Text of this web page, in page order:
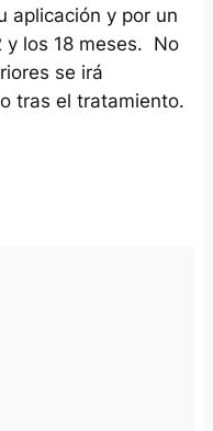
aplicación y por un
y los 18 meses. No
se irá
tras el tratamiento.